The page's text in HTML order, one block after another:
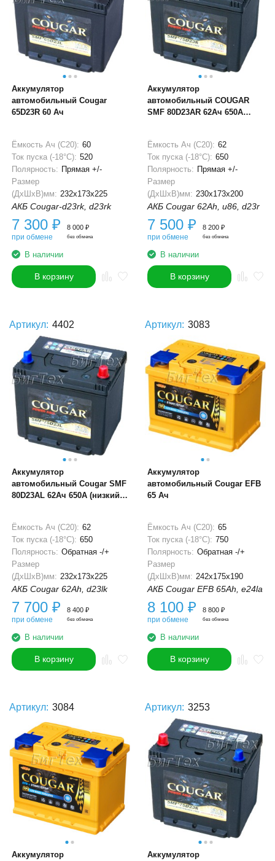
Аккумулятор
автомобильный Cougar
65D23R 60 Ач
Ёмкость Ач (С20): 60
Ток пуска (-18°С): 520
Полярность: Прямая +/-
Размер
(ДхШхВ)мм: 232x173x225
АКБ Cougar-d23rk, d23rk
7 300 ₽
при обмене
8 000 ₽
без обмена
В наличии
В корзину
Аккумулятор
автомобильный COUGAR
SMF 80D23AR 62Ач 650A
Ёмкость Ач (С20): 62
Ток пуска (-18°С): 650
Полярность: Прямая +/-
Размер
(ДхШхВ)мм: 230x173x200
АКБ Cougar 62Ah, u86, d23r
7 500 ₽
при обмене
8 200 ₽
без обмена
В наличии
В корзину
Артикул: 4402
Аккумулятор
автомобильный Cougar SMF
80D23AL 62Ач 650A (низкий
Ёмкость Ач (С20): 62
Ток пуска (-18°С): 650
Полярность: Обратная -/+
Размер
(ДхШхВ)мм: 232x173x225
АКБ Cougar 62Ah, d23lk
7 700 ₽
при обмене
8 400 ₽
без обмена
В наличии
В корзину
Артикул: 3083
Аккумулятор
автомобильный Cougar EFB
65 Ач
Ёмкость Ач (С20): 65
Ток пуска (-18°С): 750
Полярность: Обратная -/+
Размер
(ДхШхВ)мм: 242x175x190
АКБ Cougar EFB 65Ah, e24la
8 100 ₽
при обмене
8 800 ₽
без обмена
В наличии
В корзину
Артикул: 3084
Аккумулятор
Артикул: 3253
Аккумулятор